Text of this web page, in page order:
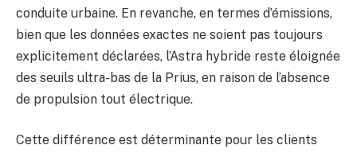
conduite urbaine. En revanche, en termes d’émissions,
bien que les données exactes ne soient pas toujours
explicitement déclarées, l’Astra hybride reste éloignée
des seuils ultra-bas de la Prius, en raison de l’absence
de propulsion tout électrique.
Cette différence est déterminante pour les clients